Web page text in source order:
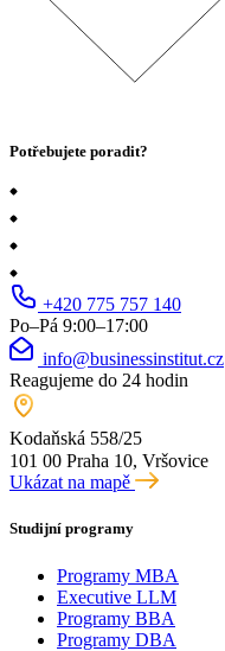
Potřebujete poradit?
+420 775 757 140
Po–Pá 9:00–17:00
info@businessinstitut.cz
Reagujeme do 24 hodin
Kodaňská 558/25
101 00 Praha 10, Vršovice
Ukázat na mapě
Studijní programy
Programy MBA
Executive LLM
Programy BBA
Programy DBA